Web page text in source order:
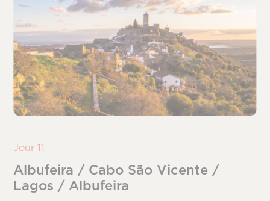
Jour 11
Albufeira / Cabo São Vicente /
Lagos / Albufeira